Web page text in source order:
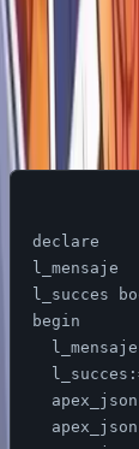
En el codigo
puedo
declare
l_mensaje
l_succes
begin
l_mensaje